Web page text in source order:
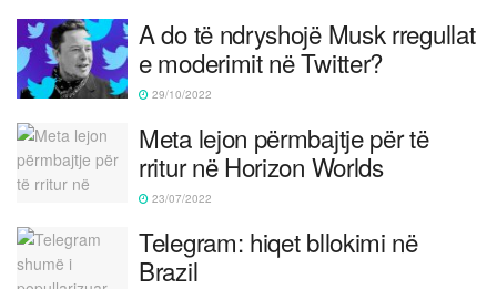
A do të ndryshojë Musk rregullat
e moderimit në Twitter?
29/10/2022
Meta lejon përmbajtje për të
rritur në Horizon Worlds
23/07/2022
Telegram: hiqet bllokimi në
Brazil